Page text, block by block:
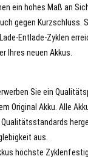
ein hohes Maß an
gegen Kurzschluss.
Entlade-Zyklen
Ihres neuen Akkus.
Sie ein
Original Akku. Alle
aus.
höchste